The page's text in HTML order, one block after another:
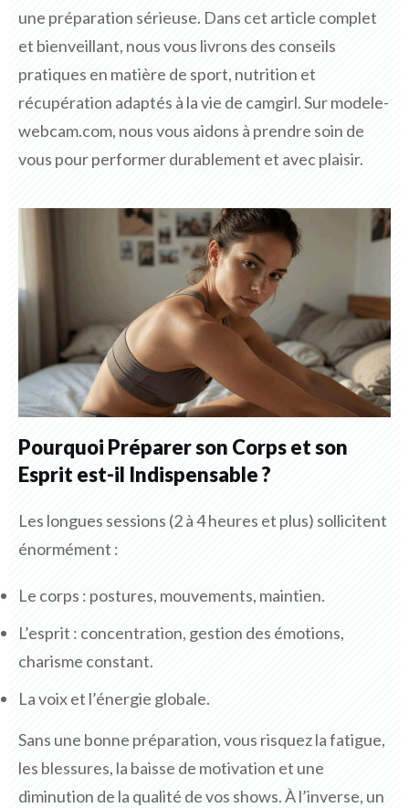
une préparation sérieuse. Dans cet article complet
et bienveillant, nous vous livrons des conseils
pratiques en matière de sport, nutrition et
récupération adaptés à la vie de camgirl. Sur modele-
webcam.com, nous vous aidons à prendre soin de
vous pour performer durablement et avec plaisir.
Pourquoi Préparer son Corps et son
Esprit est-il Indispensable ?
Les longues sessions (2 à 4 heures et plus) sollicitent
énormément :
Le corps : postures, mouvements, maintien.
L’esprit : concentration, gestion des émotions,
charisme constant.
La voix et l’énergie globale.
Sans une bonne préparation, vous risquez la fatigue,
les blessures, la baisse de motivation et une
diminution de la qualité de vos shows. À l’inverse, un